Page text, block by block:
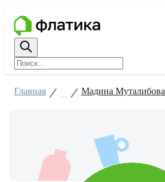
Главная Мадина Муталибова